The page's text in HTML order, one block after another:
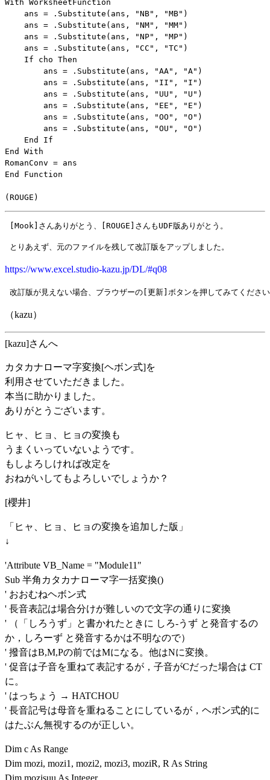
With WorksheetFunction
    ans = .Substitute(ans, "NB", "MB")
    ans = .Substitute(ans, "NM", "MM")
    ans = .Substitute(ans, "NP", "MP")
    ans = .Substitute(ans, "CC", "TC")
    If cho Then
        ans = .Substitute(ans, "AA", "A")
        ans = .Substitute(ans, "II", "I")
        ans = .Substitute(ans, "UU", "U")
        ans = .Substitute(ans, "EE", "E")
        ans = .Substitute(ans, "OO", "O")
        ans = .Substitute(ans, "OU", "O")
    End If
End With
RomanConv = ans
End Function
https://www.excel.studio-kazu.jp/DL/#q08
（kazu）
[kazu]さんへ
カタカナローマ字変換[ヘボン式]を
利用させていただきました。
本当に助かりました。
ありがとうございます。
ヒャ、ヒョ、ヒョの変換も
うまくいっていないようです。
もしよろしければ改定を
おねがいしてもよろしいでしょうか？
[櫻井]
「ヒャ、ヒョ、ヒョの変換を追加した版」
↓
'Attribute VB_Name = "Module11"
Sub 半角カタカナローマ字一括変換()
' おおむねヘボン式
' 長音表記は場合分けが難しいので文字の通りに変換
' （「しろうず」と書かれたときに しろ-うず と発音するの
か，しろーず と発音するかは不明なので）
' 撥音はB,M,Pの前ではMになる。他はNに変換。
' 促音は子音を重ねて表記するが，子音がCだった場合は CT
に。
' はっちょう → HATCHOU
' 長音記号は母音を重ねることにしているが，ヘボン式的に
はたぶん無視するのが正しい。
Dim c As Range
Dim mozi, mozi1, mozi2, mozi3, moziR, R As String
Dim mozisuu As Integer